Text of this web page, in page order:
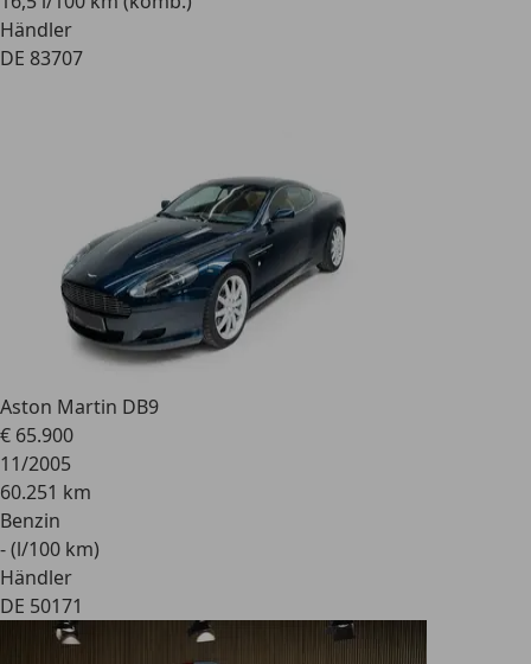
Händler
DE 83707
Aston Martin DB9
€ 65.900
11/2005
60.251 km
Benzin
- (l/100 km)
Händler
DE 50171